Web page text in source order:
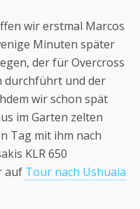
wir erstmal Marcos
Minuten später
der für Overcross
durchführt und der
wir schon spät
im Garten zelten
Tag mit ihm nach
KLR 650
auf Tour nach Ushuaia